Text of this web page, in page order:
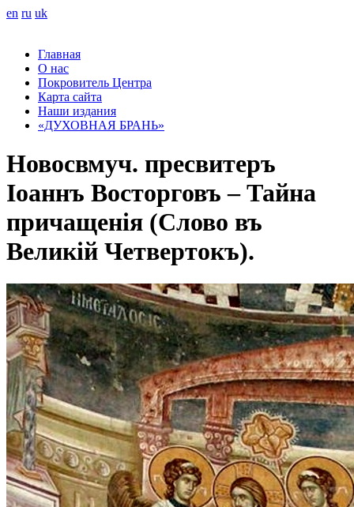
en ru uk
Главная
О нас
Покровитель Центра
Карта сайта
Наши издания
«ДУХОВНАЯ БРАНЬ»
Новосвмуч. пресвитеръ
Іоаннъ Восторговъ – Тайна
причащенія (Слово въ
Великій Четвертокъ).